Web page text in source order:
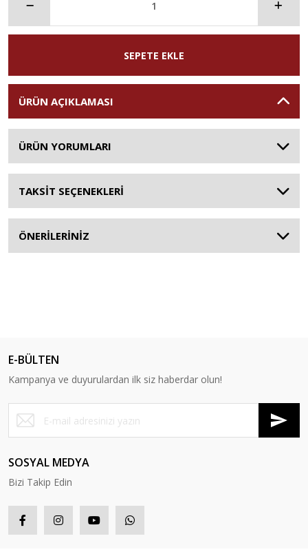
SEPETE EKLE
ÜRÜN AÇIKLAMASI
ÜRÜN YORUMLARI
TAKSİT SEÇENEKLERİ
ÖNERİLERİNİZ
E-BÜLTEN
Kampanya ve duyurulardan ilk siz haberdar olun!
SOSYAL MEDYA
Bizi Takip Edin